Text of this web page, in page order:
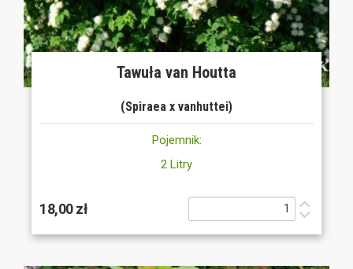
Tawuła van Houtta
(Spiraea x vanhuttei)
Pojemnik:
2 Litry
18,00 zł